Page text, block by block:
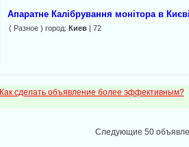
Апаратне Калібрування монітора в
( Разное ) город: Киев| 72
Как сделать объявление более эффективным?
Следующие 50